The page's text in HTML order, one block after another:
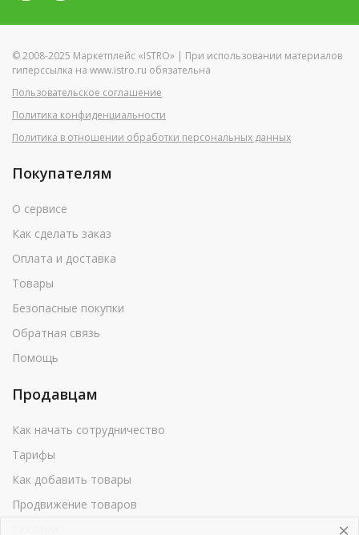
© 2008-2025 Маркетплейс «ISTRO» | При использовании материалов
гиперссылка на www.istro.ru обязательна
Пользовательское соглашение
Политика конфиденциальности
Политика в отношении обработки персональных данных
Покупателям
О сервисе
Как сделать заказ
Оплата и доставка
Товары
Безопасные покупки
Обратная связь
Помощь
Продавцам
Как начать сотрудничество
Тарифы
Как добавить товары
Продвижение товаров